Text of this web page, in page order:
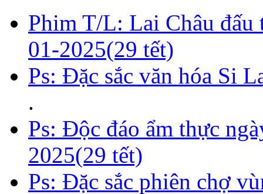
Phim T/L: Lai Châu đấu
01-2025(29 tết)
Ps: Đặc sắc văn hóa Si
.
Ps: Độc đáo ẩm thực
2025(29 tết)
Ps: Đặc sắc phiên chợ